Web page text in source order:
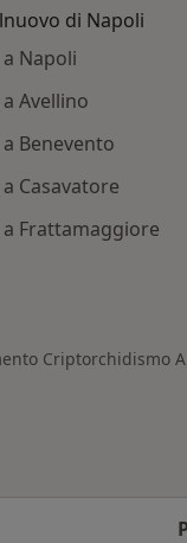
di Napoli
Napoli
Avellino
Benevento
Casavatore
Frattamaggiore
Criptorchidismo